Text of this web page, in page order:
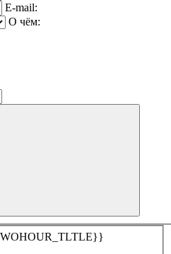
E-mail:
О чём: